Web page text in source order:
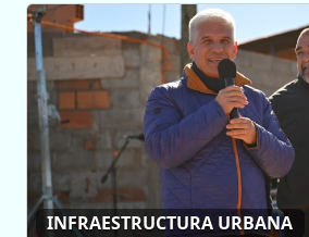
INFRAESTRUCTURA URBANA